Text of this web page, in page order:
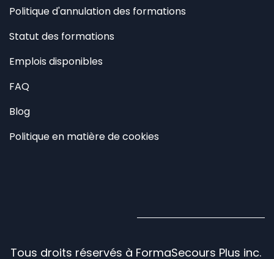
Politique d'annulation des formations
Statut des formations
Emplois disponibles
FAQ
Blog
Politique en matière de cookies
Tous droits réservés à FormaSecours Plus inc.